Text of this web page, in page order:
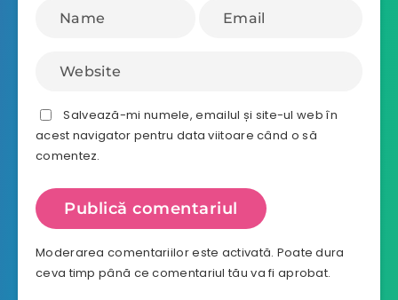
Salvează-mi numele, emailul și site-ul web în
acest navigator pentru data viitoare când o să
comentez.
Moderarea comentariilor este activată. Poate dura
ceva timp până ce comentariul tău va fi aprobat.